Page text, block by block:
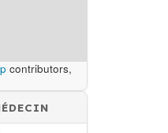
contributors,